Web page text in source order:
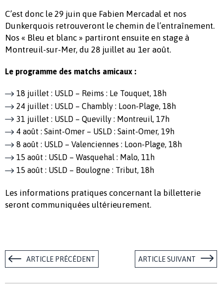
C’est donc le 29 juin que Fabien Mercadal et nos
Dunkerquois retrouveront le chemin de l’entraînement.
Nos « Bleu et blanc » partiront ensuite en stage à
Montreuil-sur-Mer, du 28 juillet au 1er août.
Le programme des matchs amicaux :
18 juillet : USLD – Reims : Le Touquet, 18h
24 juillet : USLD – Chambly : Loon-Plage, 18h
31 juillet : USLD – Quevilly : Montreuil, 17h
4 août : Saint-Omer – USLD : Saint-Omer, 19h
8 août : USLD – Valenciennes : Loon-Plage, 18h
15 août : USLD – Wasquehal : Malo, 11h
15 août : USLD – Boulogne : Tribut, 18h
Les informations pratiques concernant la billetterie
seront communiquées ultérieurement.
ARTICLE PRÉCÉDENT ARTICLE SUIVANT